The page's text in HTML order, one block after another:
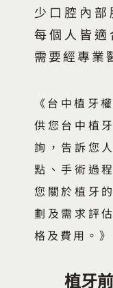
少口腔內
每個人皆
需要經專業
《台中植牙
供您台中植
詢，告訴您
點、手術過
您關於植牙
劃及需求評
格及費用。》
植牙